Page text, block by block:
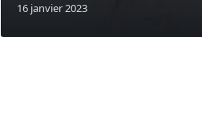
16 janvier 2023